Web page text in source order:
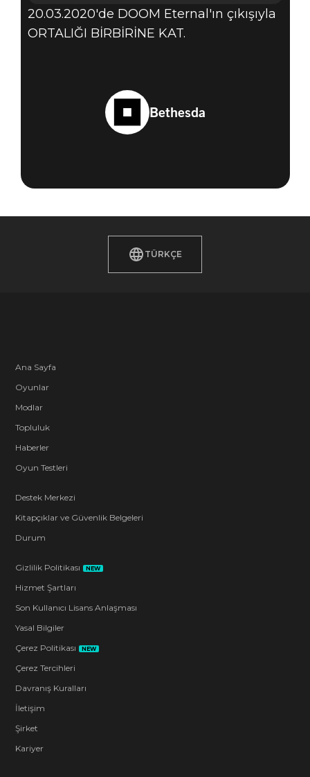
– RESMI ÇIKIŞ
FRAGMANI
20.03.2020'de DOOM Eternal'ın çıkışıyla
ORTALIĞI BİRBİRİNE KAT.
Bethesda
TÜRKÇE
Ana Sayfa
Oyunlar
Modlar
Topluluk
Haberler
Oyun Testleri
Destek Merkezi
Kitapçıklar ve Güvenlik Belgeleri
Durum
Gizlilik Politikası NEW
Hizmet Şartları
Son Kullanıcı Lisans Anlaşması
Yasal Bilgiler
Çerez Politikası
NEW
Çerez Tercihleri
Davranış Kuralları
İletişim
Şirket
Kariyer